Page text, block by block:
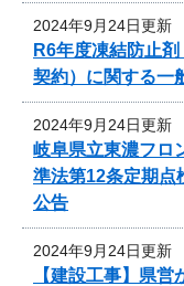
2024年9月24日更新
R6年度凍結防止
契約）に関する一
2024年9月24日更新
岐阜県立東濃フロ
準法第12条定期点
公告
2024年9月24日更新
【建設工事】県